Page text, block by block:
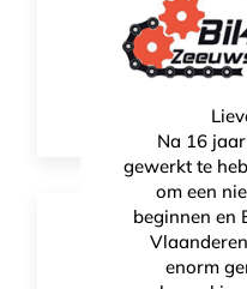
Na 16
gewerkt te
om een
beginnen en
enorm
DT Swiss